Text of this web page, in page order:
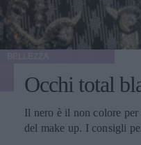
Occhi total
Il nero è il non colore per
del make up. I consigli